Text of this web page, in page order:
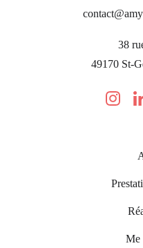
Me
38
49170 St-